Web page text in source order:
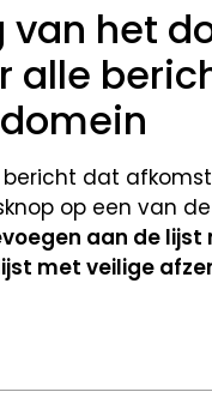
van het
alle
bericht dat
op een van
aan de
met veilige